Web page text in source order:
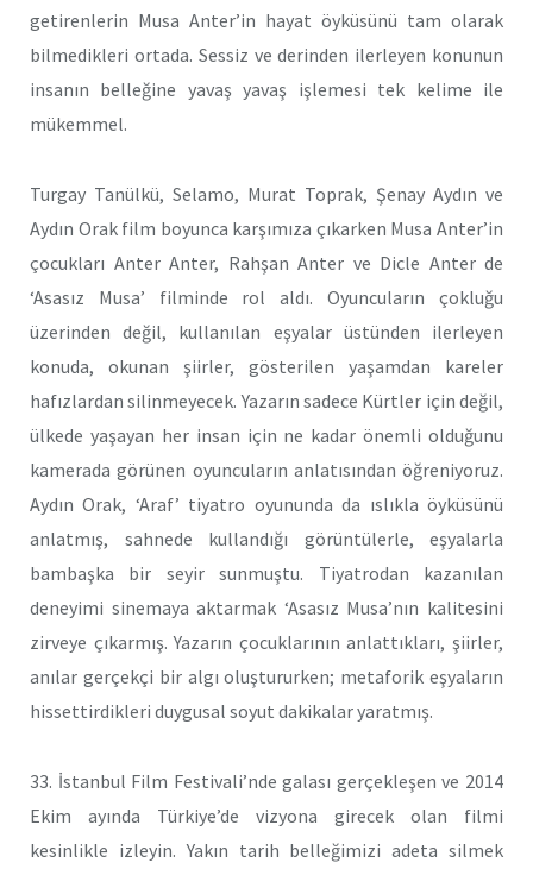
getirenlerin Musa Anter’in hayat öyküsünü tam olarak
bilmedikleri ortada. Sessiz ve derinden ilerleyen konunun
insanın belleğine yavaş yavaş işlemesi tek kelime ile
mükemmel.
Turgay Tanülkü, Selamo, Murat Toprak, Şenay Aydın ve
Aydın Orak film boyunca karşımıza çıkarken Musa Anter’in
çocukları Anter Anter, Rahşan Anter ve Dicle Anter de
‘Asasız Musa’ filminde rol aldı. Oyuncuların çokluğu
üzerinden değil, kullanılan eşyalar üstünden ilerleyen
konuda, okunan şiirler, gösterilen yaşamdan kareler
hafızlardan silinmeyecek. Yazarın sadece Kürtler için değil,
ülkede yaşayan her insan için ne kadar önemli olduğunu
kamerada görünen oyuncuların anlatısından öğreniyoruz.
Aydın Orak, ‘Araf’ tiyatro oyununda da ıslıkla öyküsünü
anlatmış, sahnede kullandığı görüntülerle, eşyalarla
bambaşka bir seyir sunmuştu. Tiyatrodan kazanılan
deneyimi sinemaya aktarmak ‘Asasız Musa’nın kalitesini
zirveye çıkarmış. Yazarın çocuklarının anlattıkları, şiirler,
anılar gerçekçi bir algı oluştururken; metaforik eşyaların
hissettirdikleri duygusal soyut dakikalar yaratmış.
33. İstanbul Film Festivali’nde galası gerçekleşen ve 2014
Ekim ayında Türkiye’de vizyona girecek olan filmi
kesinlikle izleyin. Yakın tarih belleğimizi adeta silmek